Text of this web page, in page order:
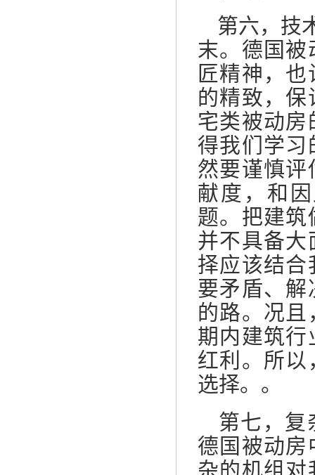
第六，技
末。德国被
匠精神，也
的精致，
宅类被动房
得我们学习
然要谨慎评
献度，和
题。把建筑
并不具备大
择应该结合
要矛盾、解
的路。况
期内建筑行
红利。所以
选择。 。
第七，复
德国被动房
杂的机组对